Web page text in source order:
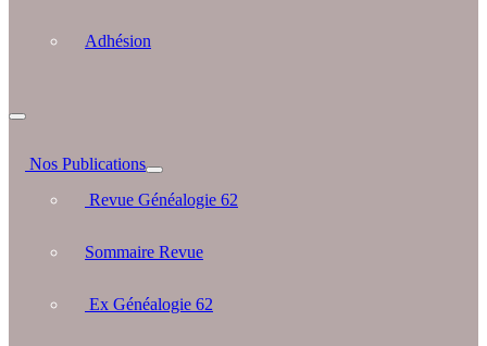
Adhésion
Nos Publications
Revue Généalogie 62
Sommaire Revue
Ex Généalogie 62